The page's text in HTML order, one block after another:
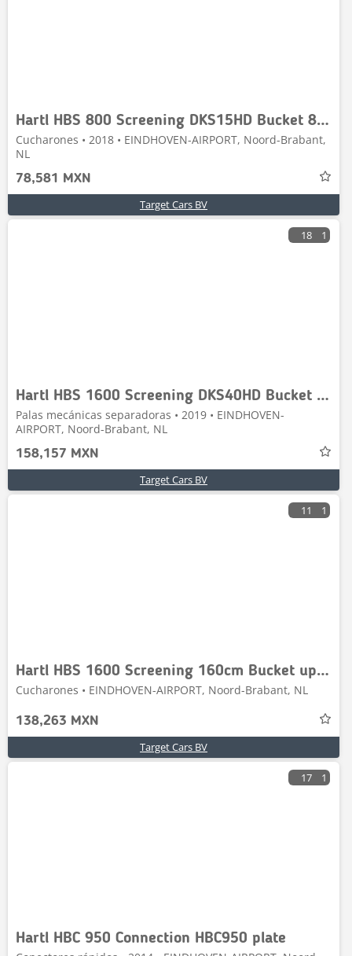
Hartl HBS 800 Screening DKS15HD Bucket 80cm Unused 8~15T
Cucharones • 2018 • EINDHOVEN-AIRPORT, Noord-Brabant,
NL
78,581 MXN
Target Cars BV
18 1
Hartl HBS 1600 Screening DKS40HD Bucket 160cm 22~40T NEW
Palas mecánicas separadoras • 2019 • EINDHOVEN-
AIRPORT, Noord-Brabant, NL
158,157 MXN
Target Cars BV
11 1
Hartl HBS 1600 Screening 160cm Bucket up to 22T UNUSED
Cucharones • EINDHOVEN-AIRPORT, Noord-Brabant, NL
138,263 MXN
Target Cars BV
17 1
Hartl HBC 950 Connection HBC950 plate